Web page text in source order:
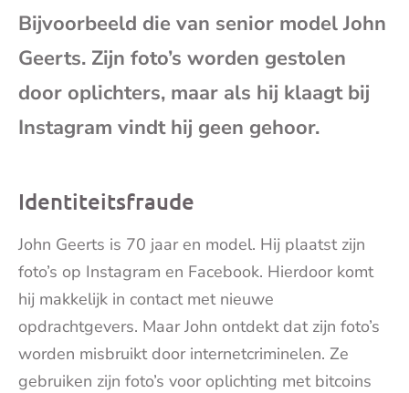
Bijvoorbeeld die van senior model John
Geerts. Zijn foto’s worden gestolen
door oplichters, maar als hij klaagt bij
Instagram vindt hij geen gehoor.
Identiteitsfraude
John Geerts is 70 jaar en model. Hij plaatst zijn
foto’s op Instagram en Facebook. Hierdoor komt
hij makkelijk in contact met nieuwe
opdrachtgevers. Maar John ontdekt dat zijn foto’s
worden misbruikt door internetcriminelen. Ze
gebruiken zijn foto’s voor oplichting met bitcoins